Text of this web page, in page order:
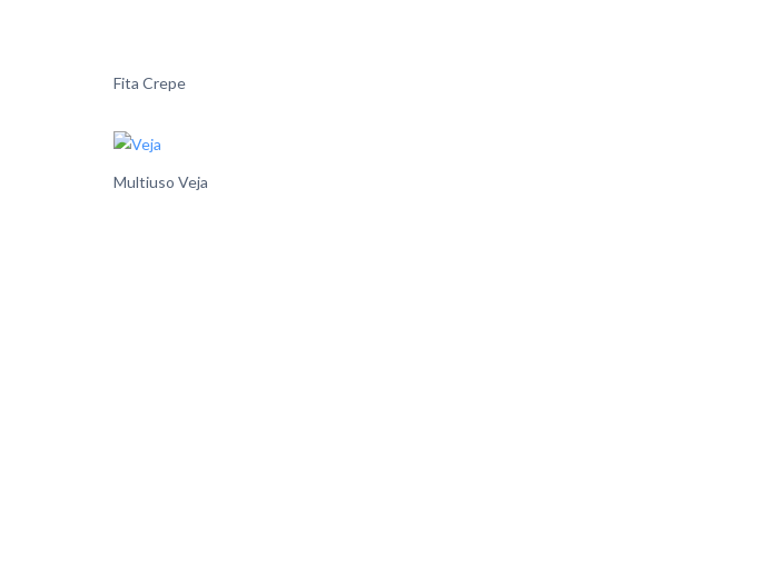
Fita Crepe
Multiuso Veja